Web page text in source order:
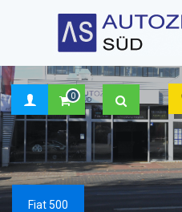
0
Fiat 500